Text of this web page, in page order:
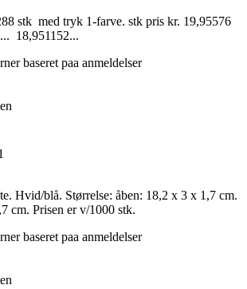
stk med tryk 1-farve. stk pris kr. 19,95576
18,951152...
baseret paa anmeldelser
Hvid/blå. Størrelse: åben: 18,2 x 3 x 1,7 cm.
cm. Prisen er v/1000 stk.
baseret paa anmeldelser